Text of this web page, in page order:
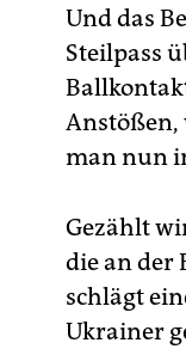
Und das
Steilpass
man nun
Gezählt
die an der
schlägt
Ukrainer